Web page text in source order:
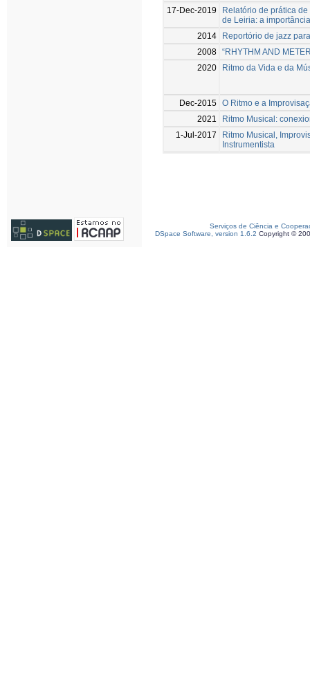
17-Dec-2019
Relatório de prática
de Leiria: a
2014
Reportório de jazz
2008 “RHYTHM AND
2020
Ritmo da Vida e da
Dec-2015 O Ritmo e a
2021
Ritmo Musical:
1-Jul-2017
Ritmo Musical,
Instrumentista
Serviços de Ciência e
DSpace Software, version 1.6.2 Copyright ©